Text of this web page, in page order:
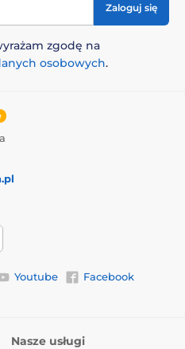
Zaloguj się
zgodę na
osobowych.
Youtube
Facebook
Nasze usługi